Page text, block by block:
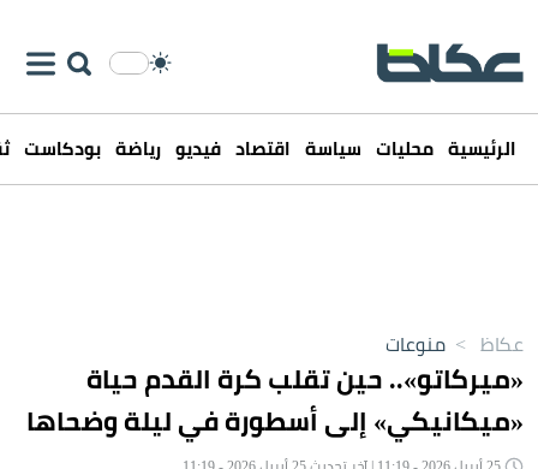
الرئيسية محليات سياسة اقتصاد فيديو رياضة بودكاست
عكاظ > منوعات
«ميركاتو».. حين تقلب كرة القدم حياة
«ميكانيكي» إلى أسطورة في ليلة وضحاها